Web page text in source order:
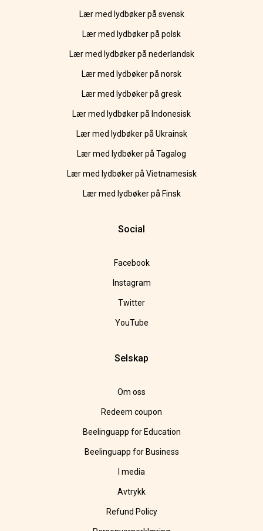
Lær med lydbøker på svensk
Lær med lydbøker på polsk
Lær med lydbøker på nederlandsk
Lær med lydbøker på norsk
Lær med lydbøker på gresk
Lær med lydbøker på Indonesisk
Lær med lydbøker på Ukrainsk
Lær med lydbøker på Tagalog
Lær med lydbøker på Vietnamesisk
Lær med lydbøker på Finsk
Social
Facebook
Instagram
Twitter
YouTube
Selskap
Om oss
Redeem coupon
Beelinguapp for Education
Beelinguapp for Business
I media
Avtrykk
Refund Policy